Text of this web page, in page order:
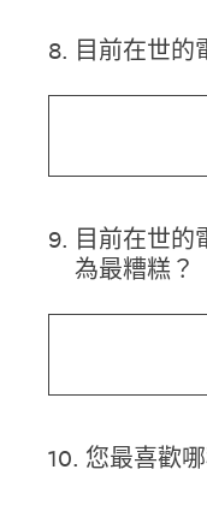
8. 目前在世的
9. 目前在世的
為最糟糕？
10. 您最喜歡